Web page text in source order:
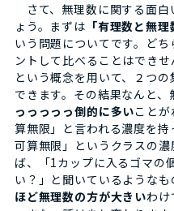
さて、無理数に関する面白
ょう。まずは 「有理数と無
いう問題についてです。ど
ントして比べることはでき
という概念を用いて、２つ
できます。その結果なんと、
っっっっっ倒的に多いこと
算無限」と言われる濃度を
可算無限」というクラスの
ば、「1カップに入るゴマの
い？」と聞いているようなも
ほど無理数の方が大きいわけ